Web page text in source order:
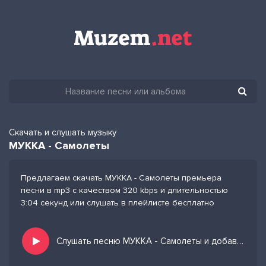
Скачать и слушать музыку
МУККА - Самолеты
Предлагаем скачать МУККА - Самолеты премьера
песни в mp3 с качеством 320 kbps и длительностью
3:04 секунд или слушать в плейлисте бесплатно
Слушать песню МУККА - Самолеты и добавить в избранных